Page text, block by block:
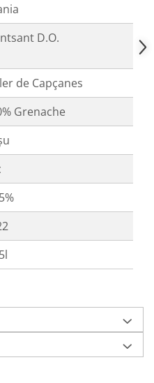
D.O.
de Capçanes
Grenache